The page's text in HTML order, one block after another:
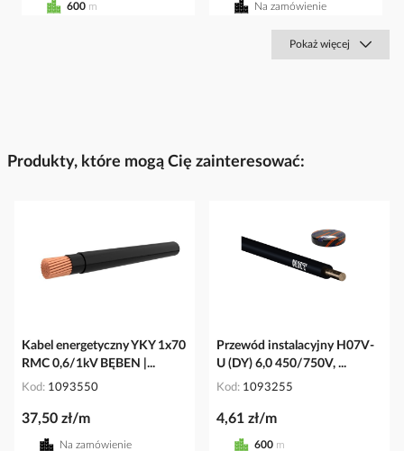
600 m Na zamówienie
Pokaż więcej
Produkty, które mogą Cię zainteresować:
Kabel energetyczny YKY 1x70
RMC 0,6/1kV BĘBEN |...
Kod 1093550
37,50 zł/m
Na zamówienie
Przewód instalacyjny H07V-
U (DY) 6,0 450/750V, ...
Kod 1093255
4,61 zł/m
600 m